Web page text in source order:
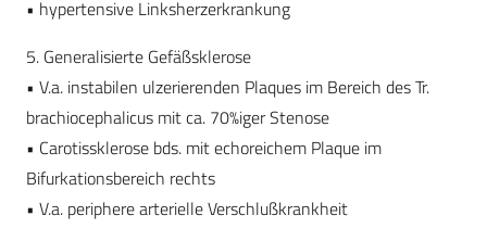
• hypertensive Linksherzerkrankung
5. Generalisierte Gefäßsklerose
• V.a. instabilen ulzerierenden Plaques im Bereich des Tr.
brachiocephalicus mit ca. 70%iger Stenose
• Carotissklerose bds. mit echoreichem Plaque im
Bifurkationsbereich rechts
• V.a. periphere arterielle Verschlußkrankheit